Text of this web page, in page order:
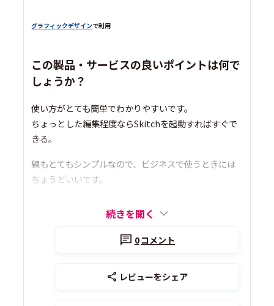
グラフィックデザインで利用
この製品・サービスの良いポイントは何で
しょうか？
使い方がとても簡単でわかりやすいです。
ちょっとした編集程度ならSkitchを起動すればすぐで
きる。
線もとてもシンプルなので、ビジネスで使うときには
ちょうどいいです。
続きを開く
0コメント
レビューをシェア